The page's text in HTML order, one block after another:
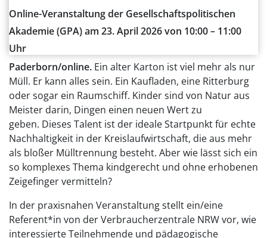
Online-Veranstaltung der Gesellschaftspolitischen
Akademie (GPA) am 23. April 2026 von 10:00 – 11:00
Uhr
Paderborn/online. Ein alter Karton ist viel mehr als nur
Müll. Er kann alles sein. Ein Kaufladen, eine Ritterburg
oder sogar ein Raumschiff. Kinder sind von Natur aus
Meister darin, Dingen einen neuen Wert zu
geben. Dieses Talent ist der ideale Startpunkt für echte
Nachhaltigkeit in der Kreislaufwirtschaft, die aus mehr
als bloßer Mülltrennung besteht. Aber wie lässt sich ein
so komplexes Thema kindgerecht und ohne erhobenen
Zeigefinger vermitteln?
In der praxisnahen Veranstaltung stellt ein/eine
Referent*in von der Verbraucherzentrale NRW vor, wie
interessierte Teilnehmende und pädagogische